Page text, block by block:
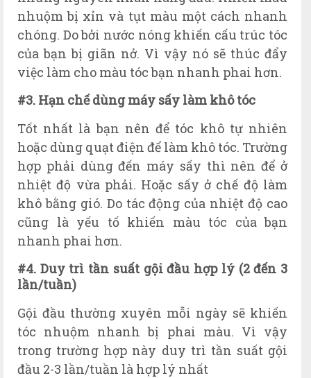
nhuộm bị xỉn và tụt màu một cách nhanh
chóng. Do bởi nước nóng khiến cấu trúc tóc
của bạn bị giãn nở. Vì vậy nó sẽ thúc đẩy
việc làm cho màu tóc bạn nhanh phai hơn.
#3. Hạn chế dùng máy sấy làm khô tóc
Tốt nhất là bạn nên để tóc khô tự nhiên
hoặc dùng quạt điện để làm khô tóc. Trường
hợp phải dùng đến máy sấy thì nên để ở
nhiệt độ vừa phải. Hoặc sấy ở chế độ làm
khô bằng gió. Do tác động của nhiệt độ cao
cũng là yếu tố khiến màu tóc của bạn
nhanh phai hơn.
#4. Duy trì tần suất gội đầu hợp lý (2 đến 3
lần/tuần)
Gội đầu thường xuyên mỗi ngày sẽ khiến
tóc nhuộm nhanh bị phai màu. Vì vậy
trong trường hợp này duy trì tần suất gội
đầu 2-3 lần/tuần là hợp lý nhất